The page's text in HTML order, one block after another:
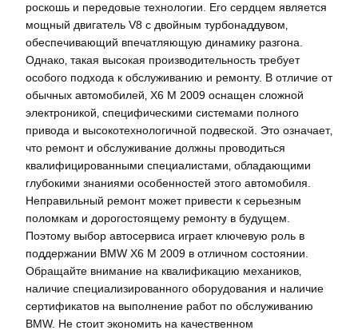
роскошь и передовые технологии. Его сердцем является
мощный двигатель V8 с двойным турбонаддувом‚
обеспечивающий впечатляющую динамику разгона.
Однако‚ такая высокая производительность требует
особого подхода к обслуживанию и ремонту. В отличие от
обычных автомобилей‚ X6 M 2009 оснащен сложной
электроникой‚ специфическими системами полного
привода и высокотехнологичной подвеской. Это означает‚
что ремонт и обслуживание должны проводиться
квалифицированными специалистами‚ обладающими
глубокими знаниями особенностей этого автомобиля.
Неправильный ремонт может привести к серьезным
поломкам и дорогостоящему ремонту в будущем.
Поэтому выбор автосервиса играет ключевую роль в
поддержании BMW X6 M 2009 в отличном состоянии.
Обращайте внимание на квалификацию механиков‚
наличие специализированного оборудования и наличие
сертификатов на выполнение работ по обслуживанию
BMW. Не стоит экономить на качественном